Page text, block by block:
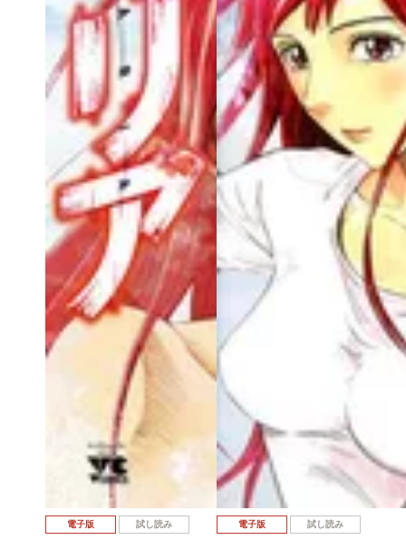
電子版 試し読み 電子版 試し読み